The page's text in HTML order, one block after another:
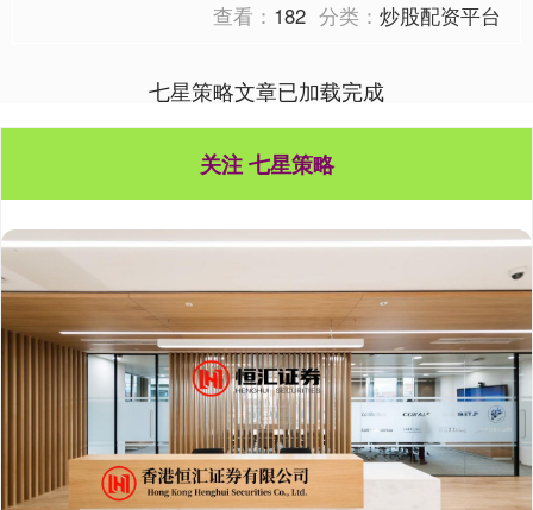
查看： 182 分类：炒股配资平台
七星策略文章已加载完成
关注 七星策略